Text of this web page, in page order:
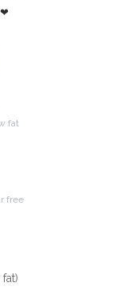
❤
fat
free